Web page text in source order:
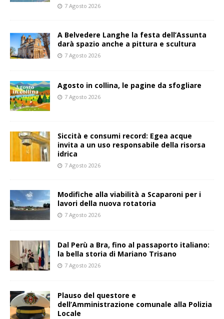
7 Agosto 2026
A Belvedere Langhe la festa dell’Assunta
darà spazio anche a pittura e scultura
7 Agosto 2026
Agosto in collina, le pagine da sfogliare
7 Agosto 2026
Siccità e consumi record: Egea acque
invita a un uso responsabile della risorsa
idrica
7 Agosto 2026
Modifiche alla viabilità a Scaparoni per i
lavori della nuova rotatoria
7 Agosto 2026
​Dal Perù a Bra, fino al passaporto italiano:
la bella storia di Mariano Trisano
7 Agosto 2026
Plauso del questore e
dell’Amministrazione comunale alla Polizia
Locale